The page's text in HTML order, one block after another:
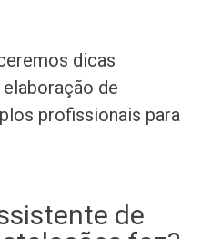
dicas
de
profissionais para
de